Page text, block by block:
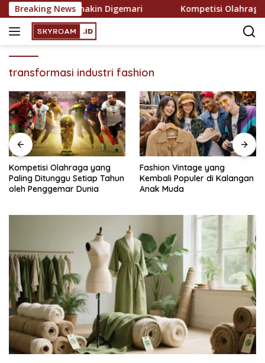
Skip
to
content
Breaking News
yang Semakin Digemari Kompetisi Olahraga
transformasi industri fashion
Kompetisi Olahraga yang
Paling Ditunggu Setiap Tahun
oleh Penggemar Dunia
Fashion Vintage yang
Kembali Populer di Kalangan
Anak Muda